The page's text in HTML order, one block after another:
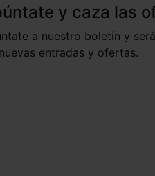
y caza las
a nuestro boletín y
entradas y ofertas.